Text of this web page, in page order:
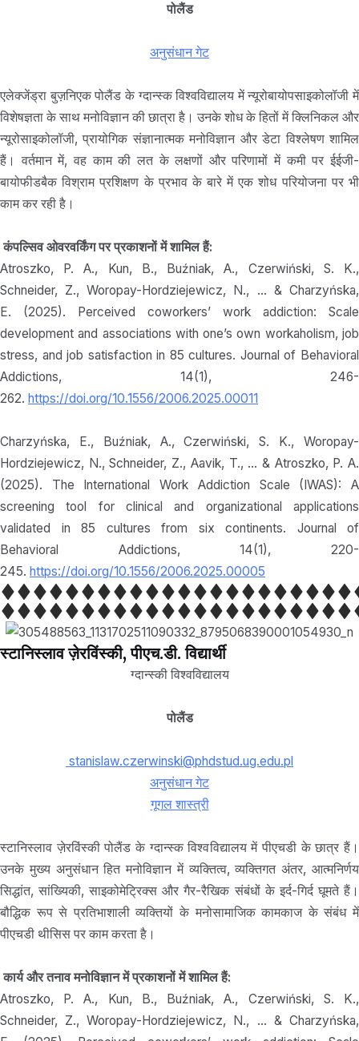
पोलैंड
अनुसंधान गेट
एलेक्जेंड्रा बुज़निएक पोलैंड के ग्दान्स्क विश्वविद्यालय में न्यूरोबायोपसाइकोलॉजी में
विशेषज्ञता के साथ मनोविज्ञान की छात्रा है। उनके शोध के हितों में क्लिनिकल और
न्यूरोसाइकोलॉजी, प्रायोगिक संज्ञानात्मक मनोविज्ञान और डेटा विश्लेषण शामिल
हैं। वर्तमान में, वह काम की लत के लक्षणों और परिणामों में कमी पर ईईजी-
बायोफीडबैक विश्राम प्रशिक्षण के प्रभाव के बारे में एक शोध परियोजना पर भी
काम कर रही है।
कंपल्सिव ओवरवर्किंग पर प्रकाशनों में शामिल हैं:
Atroszko, P. A., Kun, B., Buźniak, A., Czerwiński, S. K.,
Schneider, Z., Woropay-Hordziejewicz, N., … & Charzyńska,
E. (2025). Perceived coworkers’ work addiction: Scale
development and associations with one’s own workaholism, job
stress, and job satisfaction in 85 cultures. Journal of Behavioral
Addictions, 14(1), 246-
262. https://doi.org/10.1556/2006.2025.00011
Charzyńska, E., Buźniak, A., Czerwiński, S. K., Woropay-
Hordziejewicz, N., Schneider, Z., Aavik, T., … & Atroszko, P. A.
(2025). The International Work Addiction Scale (IWAS): A
screening tool for clinical and organizational applications
validated in 85 cultures from six continents. Journal of
Behavioral Addictions, 14(1), 220-
245. https://doi.org/10.1556/2006.2025.00005
स्टानिस्लाव ज़ेरविंस्की, पीएच.डी. विद्यार्थी
ग्दान्स्की विश्वविद्यालय
पोलैंड
stanislaw.czerwinski@phdstud.ug.edu.pl
अनुसंधान गेट
गूगल शास्त्री
स्टानिस्लाव ज़ेरविंस्की पोलैंड के ग्दान्स्क विश्वविद्यालय में पीएचडी के छात्र हैं।
उनके मुख्य अनुसंधान हित मनोविज्ञान में व्यक्तित्व, व्यक्तिगत अंतर, आत्मनिर्णय
सिद्धांत, सांख्यिकी, साइकोमेट्रिक्स और गैर-रैखिक संबंधों के इर्द-गिर्द घूमते हैं।
बौद्धिक रूप से प्रतिभाशाली व्यक्तियों के मनोसामाजिक कामकाज के संबंध में
पीएचडी थीसिस पर काम करता है।
कार्य और तनाव मनोविज्ञान में प्रकाशनों में शामिल हैं:
Atroszko, P. A., Kun, B., Buźniak, A., Czerwiński, S. K.,
Schneider, Z., Woropay-Hordziejewicz, N., … & Charzyńska,